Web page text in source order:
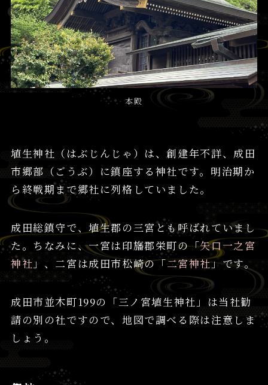
本殿
埴生神社（はぶじんじゃ）は、創建年不詳、成田
市郷部（ごうぶ）に鎮座する神社です。明治期か
ら終戦期まで郷社に列格していました。
成田総鎮守で、埴生郡の三宮とも呼ばれていまし
た。ちなみに、一宮は印旛郡栄町の「矢口一之宮
神社」、二宮は成田市松崎の「二宮神社」です。
成田市並木町199の「三ノ宮埴生神社」は当社勧
請の別の社ですので、地図で調べる際は注意しま
しょう。